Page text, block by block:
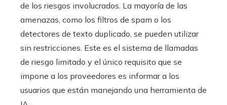
de los riesgos involucrados. La mayoría de las
amenazas, como los filtros de spam o los
detectores de texto duplicado, se pueden utilizar
sin restricciones. Este es el sistema de llamadas
de riesgo limitado y el único requisito que se
impone a los proveedores es informar a los
usuarios que están manejando una herramienta de